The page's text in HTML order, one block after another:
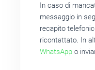
In caso di
messaggio in
recapito
ricontattato. In
WhatsAppo